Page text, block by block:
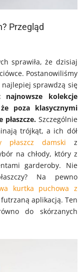
Przegląd
sprawiła, że dzisiaj
Postanowiliśmy
sprawdzą się
najnowsze kolekcje
poza klasycznymi
Szczególnie
trójkąt, a ich dół
płaszcz damski z
na chłody, który z
garderoby. Nie
Na pewno
kurtka puchowa z
aplikacją. Ten
do skórzanych